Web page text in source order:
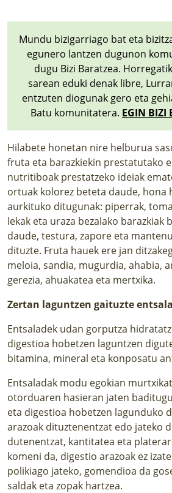
Mundu bizigarriago bat eta
egunero lantzen dugunon
dugu Bizi Baratzea.
sarean eduki denak libre,
entzuten diogunak gero eta
Batu komunitatera. EGIN BIZI
Hilabete honetan nire helburua
fruta eta barazkiekin prestatutako
nutritiboak prestatzeko ideiak
ortuak kolorez beteta daude, hona
aurkituko ditugunak: piperrak,
lekak eta uraza bezalako barazkiak
daude, testura, zapore eta
dituzte. Fruta hauek ere jan
meloia, sandia, mugurdia, ahabia,
gerezia, ahuakatea eta mertxika.
Zertan laguntzen gaituzte
Entsaladek udan gorputza
digestioa hobetzen laguntzen
bitamina, mineral eta konposatu
Entsaladak modu egokian
otorduaren hasieran jaten
eta digestioa hobetzen lagunduko
arazoak dituztenentzat edo jateko
dutenentzat, kantitatea eta
komeni da, digestio arazoak ez
polikiago jateko, gomendioa da
saldak eta zopak hartzea.